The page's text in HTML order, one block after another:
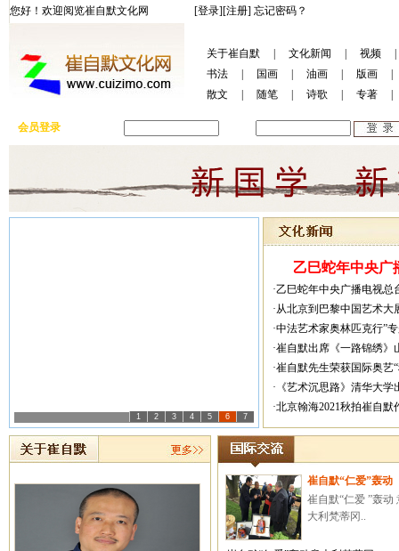
您好！欢迎阅览崔自默文化网 [登录][注册] 忘记密码？
关于崔自默 文化新闻 视频
书法
国画 油画 版画
散文
随笔 诗歌 专著
会员登录
1 2 3 4 5 6 7
乙巳蛇年中央广
·乙巳蛇年中央广播电视总
·从北京到巴黎中国艺术
·中法艺术家奥林匹克行”
·崔自默出席《一路锦绣》
·崔自默先生荣获国际奥艺
·《艺术沉思路》清华大学
·北京翰海2021秋拍崔自默
崔自默“仁爱”轰动
崔自默“仁爱 ”轰动
大利梵蒂冈..